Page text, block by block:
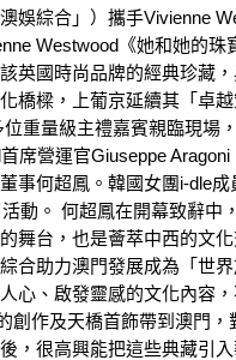
娛綜合」）攜手Vivienne
Westwood《她和她的
英國時尚品牌的經典珍藏
橋樑，上葡京延續其「卓
重量級主禮嘉賓親臨現場
席營運官Giuseppe
事何超鳳。韓國女團i-dle
動。 何超鳳在開幕致辭
舞台，也是薈萃中西的文
合助力澳門發展成為「世
心、啟發靈感的文化內容
創作及天橋首飾帶到澳門
，很高興能把這些典藏引